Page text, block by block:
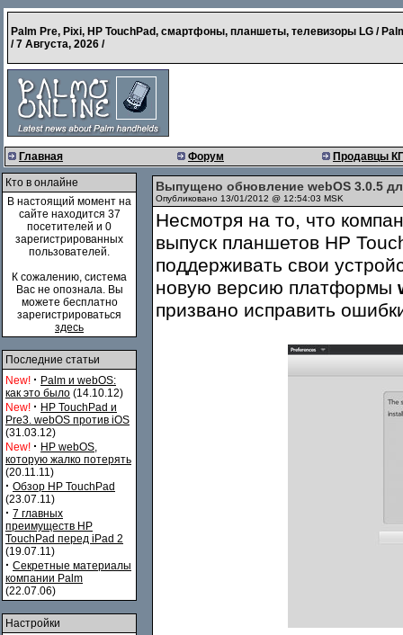
Palm Pre, Pixi, HP TouchPad, смартфоны, планшеты, телевизоры LG /
/7 Августа, 2026 /
Главная Форум Продавцы
Кто в онлайне
В настоящий момент на
сайте находится 37
посетителей и 0
зарегистрированных
пользователей.
К сожалению, система
Вас не опознала. Вы
можете бесплатно
зарегистрироваться
здесь
Последние статьи
New! · Palm и webOS:
как это было (14.10.12)
New! · HP TouchPad и
Pre3. webOS против iOS
(31.03.12)
New! · HP webOS,
которую жалко потерять
(20.11.11)
· Обзор HP TouchPad
(23.07.11)
· 7 главных
преимуществ HP
TouchPad перед iPad 2
(19.07.11)
· Секретные материалы
компании Palm
(22.07.06)
Настройки
Выпущено обновление webOS 3.0.5
Опубликовано 13/01/2012 @ 12:54:03 MSK
Несмотря на то, что
выпуск планшетов HP
поддерживать свои
новую версию платформы
призвано исправить